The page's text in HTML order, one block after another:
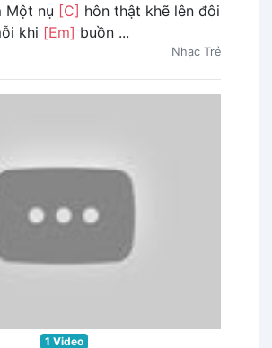
Một nụ [C] hôn thật khẽ lên đôi
khi [Em] buồn ...
Nhạc Trẻ
1 Video